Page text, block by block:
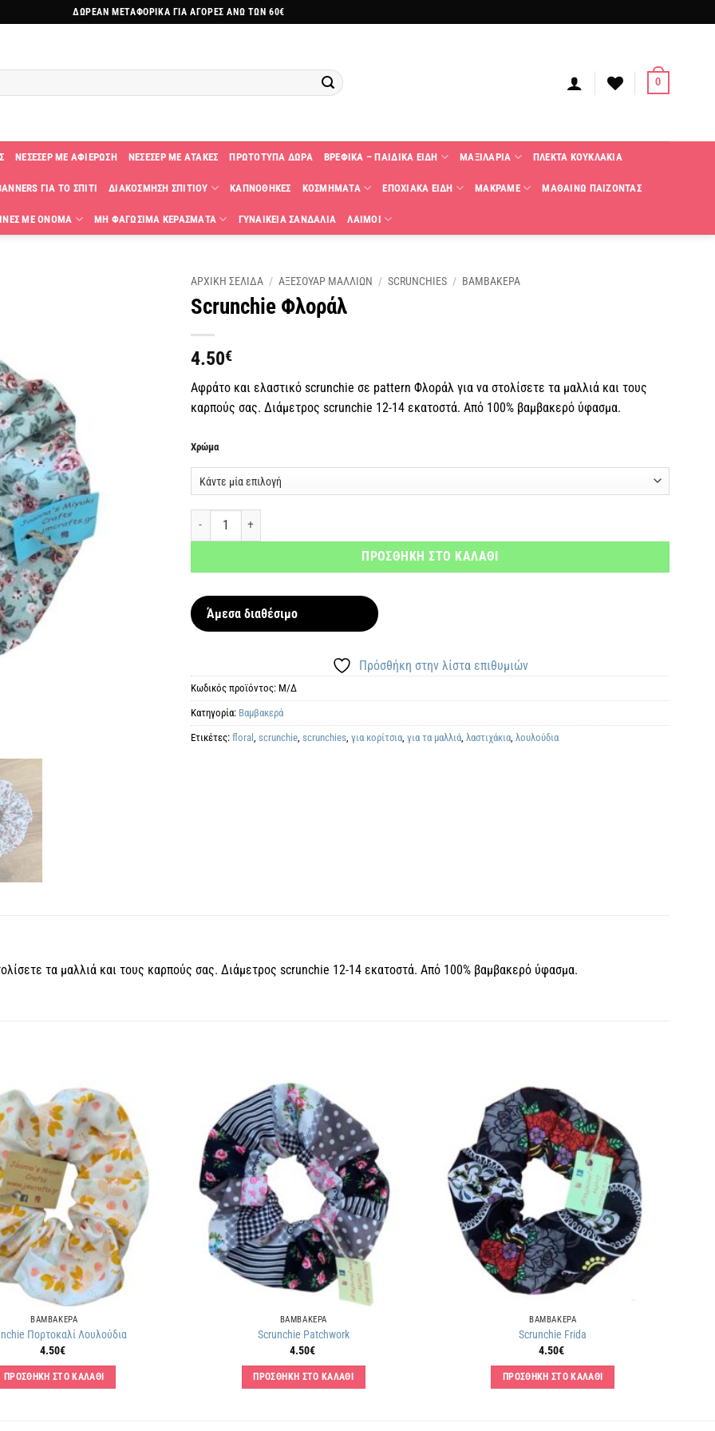
ΔΩΡΕΑΝ ΜΕΤΑΦΟΡΙΚΑ ΓΙΑ ΑΓΟΡΕΣ ΑΝΩ ΤΩΝ 60€
0
ΝΕΣΕΣΕΡ ΜΕ ΑΦΙΕΡΩΣΗ ΝΕΣΕΣΕΡ ΜΕ ΑΤΑΚΕΣ ΠΡΩΤΟΤΥΠΑ ΔΩΡΑ ΒΡΕΦΙΚΑ – ΠΑΙΔΙΚΑ ΕΙΔΗ ΜΑΞΙΛΑΡΙΑ ΠΛΕΚΤΑ KΟΥΚΛΑΚΙΑ
ΓΙΑ ΤΟ ΣΠΙΤΙ ΔΙΑΚΟΣΜΗΣΗ ΣΠΙΤΙΟΥ ΚΑΠΝΟΘΗΚΕΣ ΚΟΣΜΗΜΑΤΑ ΕΠΟΧΙΑΚΑ ΕΙΔΗ ΜΑΚΡΑΜΕ ΜΑΘΑΙΝΩ ΠΑΙΖΟΝΤΑΣ
ΜΕ ΟΝΟΜΑ ΜΗ ΦΑΓΩΣΙΜΑ ΚΕΡΑΣΜΑΤΑ ΓΥΝΑΙΚΕΙΑ ΣΑΝΔΑΛΙΑ ΛΑΙΜΟΙ
ΑΡΧΙΚΗ ΣΕΛΙΔΑ / ΑΞΕΣΟΥΑΡ ΜΑΛΛΙΩΝ / SCRUNCHIES / ΒΑΜΒΑΚΕΡΑ
Scrunchie Φλοράλ
4.50€
Αφράτο και ελαστικό scrunchie σε pattern Φλοράλ για να στολίσετε τα μαλλιά και τους
καρπούς σας. Διάμετρος scrunchie 12-14 εκατοστά. Από 100% βαμβακερό ύφασμα.
Χρώμα
Scrunchie Φλοράλ ποσότητα
ΠΡΟΣΘΗΚΗ ΣΤΟ ΚΑΛΑΘΙ
Άμεσα διαθέσιμο
Πρόσθήκη στην λίστα επιθυμιών
Κωδικός προϊόντος: Μ/Δ
Κατηγορία: Βαμβακερά
Ετικέτες: floral scrunchie scrunchies για κορίτσια για τα μαλλιά λαστιχάκια λουλούδια
τα μαλλιά και τους καρπούς σας. Διάμετρος scrunchie 12-14 εκατοστά. Από 100% βαμβακερό ύφασμα.
Πρόσθήκη
στην
λίστα
επιθυμιών
ΒΑΜΒΑΚΕΡΑ
Πορτοκαλί Λουλούδια
4.50€
ΠΡΟΣΘΗΚΗ ΣΤΟ ΚΑΛΑΘΙ
επιθυμιών
ΒΑΜΒΑΚΕΡΑ
Scrunchie Patchwork
4.50€
ΠΡΟΣΘΗΚΗ ΣΤΟ ΚΑΛΑΘΙ
λίστα
επιθυμιών
ΒΑΜΒΑΚΕΡΑ
Scrunchie Frida
4.50€
ΠΡΟΣΘΗΚΗ ΣΤΟ ΚΑΛΑΘΙ